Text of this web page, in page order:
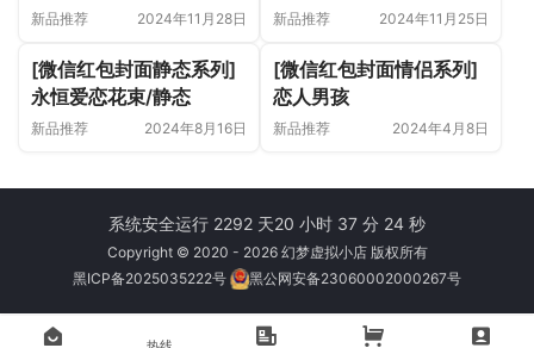
新品推荐 2024年11月28日 新品推荐 2024年11月25日
[微信红包封面静态系列]
永恒爱恋花束/静态
新品推荐 2024年8月16日
[微信红包封面情侣系列]
恋人男孩
新品推荐 2024年4月8日
系统安全运行 2292 天20 小时 37 分 24 秒
Copyright © 2020 - 2026 幻梦虚拟小店 版权所有
黑ICP备2025035222号
黑公网安备23060002000267号